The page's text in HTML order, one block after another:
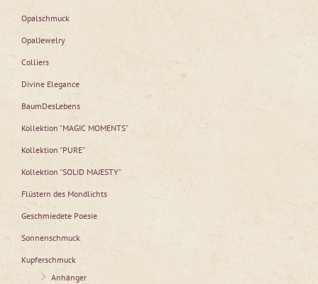
Opalschmuck
OpalJewelry
Colliers
Divine Elegance
BaumDesLebens
Kollektion "MAGIC MOMENTS"
Kollektion "PURE"
Kollektion "SOLID MAJESTY"
Flüstern des Mondlichts
Geschmiedete Poesie
Sonnenschmuck
Kupferschmuck
Anhänger